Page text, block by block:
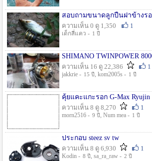
สอบถามขนาดลูกปืนฝาข้างรอ
ความเห็น 0 ดู 1,350
1
เด็กสี่แคว - 1 ปี
SHIMANO TWINPOWER
ความเห็น 16 ดู 22,386
1
jakkrie - 15 ปี , kom2005s - 1 ปี
คุ้ยแคะแกะรอก G-Max Ryujin
ความเห็น 8 ดู 8,270
1
morn2516 - 9 ปี , Num mea - 1 ปี
ประกอบ steez sv tw
ความเห็น 8 ดู 6,930
1
Kodin - 8 ปี , sa_ra_raw - 2 ปี